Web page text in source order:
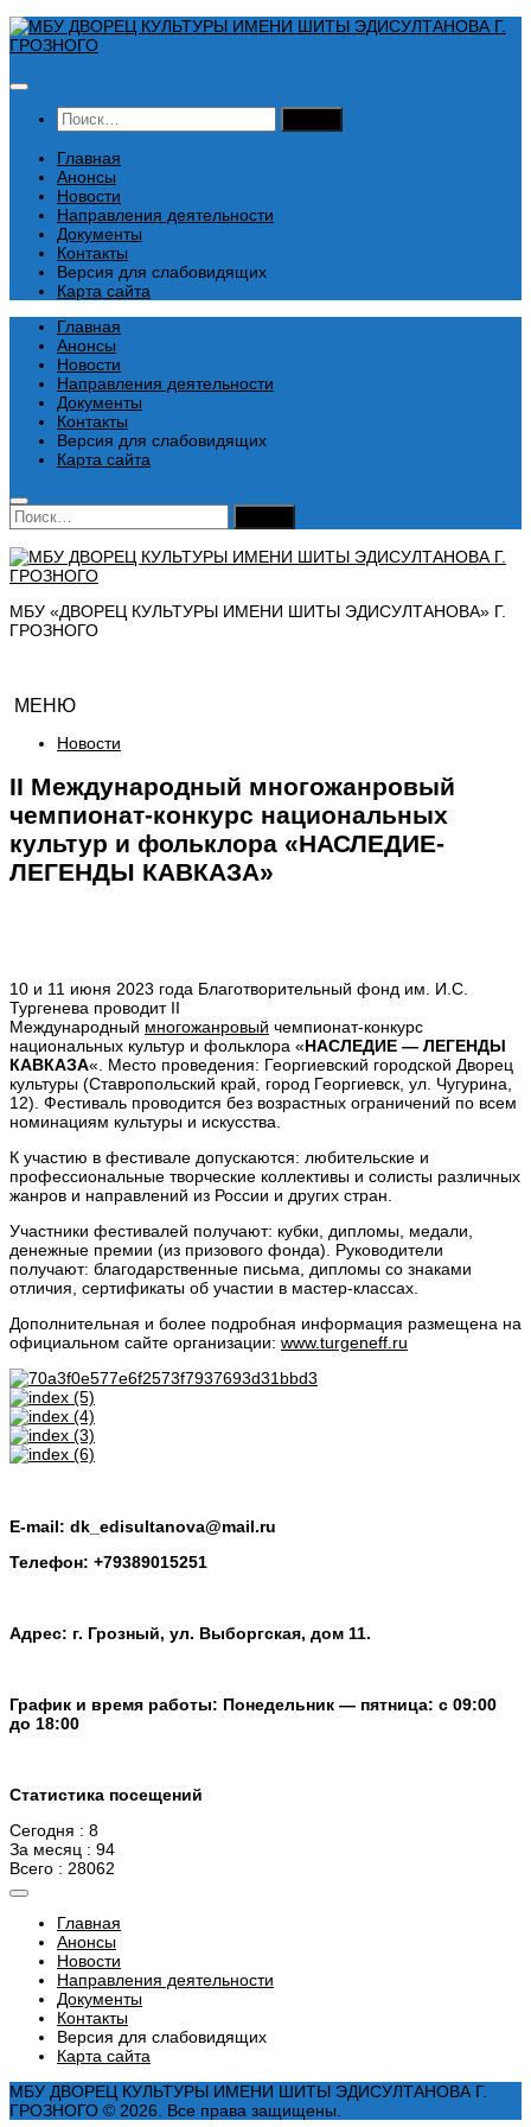
Перейти
к
Найти:
Главная
Анонсы
Новости
Направления деятельности
Документы
Контакты
Версия для слабовидящих
Карта сайта
Главная
Анонсы
Новости
Направления деятельности
Документы
Контакты
Версия для слабовидящих
Карта сайта
Найти:
МБУ «ДВОРЕЦ КУЛЬТУРЫ ИМЕНИ ШИТЫ ЭДИСУЛТАНОВА» Г.
ГРОЗНОГО
МЕНЮ
Новости
II Международный многожанровый
чемпионат-конкурс национальных
культур и фольклора «НАСЛЕДИЕ-
ЛЕГЕНДЫ КАВКАЗА»
10 и 11 июня 2023 года Благотворительный фонд им. И.С.
Тургенева проводит II
Международный многожанровый чемпионат-конкурс
национальных культур и фольклора «НАСЛЕДИЕ — ЛЕГЕНДЫ
КАВКАЗА«. Место проведения: Георгиевский городской Дворец
культуры (Ставропольский край, город Георгиевск, ул. Чугурина,
12). Фестиваль проводится без возрастных ограничений по всем
номинациям культуры и искусства.
К участию в фестивале допускаются: любительские и
профессиональные творческие коллективы и солисты различных
жанров и направлений из России и других стран.
Участники фестивалей получают: кубки, дипломы, медали,
денежные премии (из призового фонда). Руководители
получают: благодарственные письма, дипломы со знаками
отличия, сертификаты об участии в мастер-классах.
Дополнительная и более подробная информация размещена на
официальном сайте организации: www.turgeneff.ru
E-mail: dk_edisultanova@mail.ru
Телефон: +79389015251
Адрес: г. Грозный, ул. Выборгская, дом 11.
График и время работы: Понедельник — пятница: с 09:00
до 18:00
Статистика посещений
Сегодня : 8
За месяц : 94
Всего : 28062
Главная
Анонсы
Новости
Направления деятельности
Документы
Контакты
Версия для слабовидящих
Карта сайта
МБУ ДВОРЕЦ КУЛЬТУРЫ ИМЕНИ ШИТЫ ЭДИСУЛТАНОВА Г.
ГРОЗНОГО © 2026. Все права защищены.